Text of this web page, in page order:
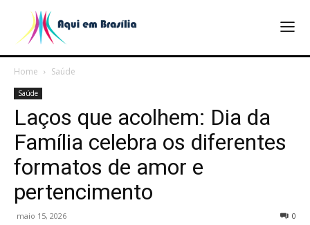
Home Saúde
Saúde
Laços que acolhem: Dia da
Família celebra os diferentes
formatos de amor e
pertencimento
maio 15, 2026 0